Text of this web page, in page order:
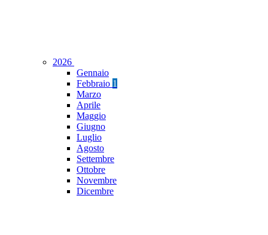
2026
Gennaio
Febbraio 1
Marzo
Aprile
Maggio
Giugno
Luglio
Agosto
Settembre
Ottobre
Novembre
Dicembre